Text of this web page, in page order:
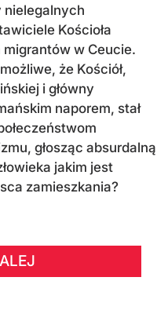
nielegalnych
Kościoła
w Ceucie.
że Kościół,
i główny
naporem, stał
głosząc absurdalną
jakim jest
zamieszkania?